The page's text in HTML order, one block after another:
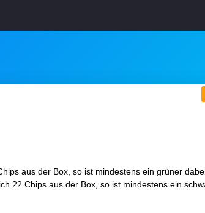
aus der Box, so ist mindestens ein grüner
22 Chips aus der Box, so ist mindestens ein